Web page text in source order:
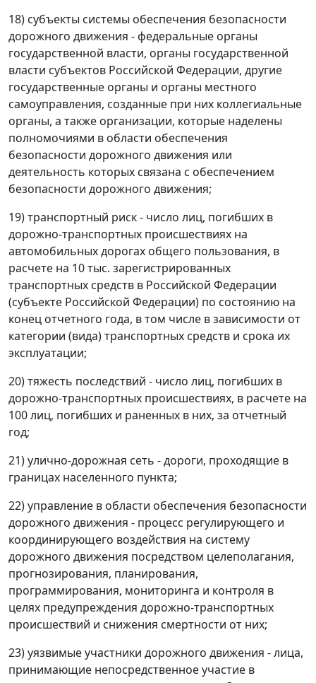
18) субъекты системы обеспечения безопасности
дорожного движения - федеральные органы
государственной власти, органы государственной
власти субъектов Российской Федерации, другие
государственные органы и органы местного
самоуправления, созданные при них коллегиальные
органы, а также организации, которые наделены
полномочиями в области обеспечения
безопасности дорожного движения или
деятельность которых связана с обеспечением
безопасности дорожного движения;
19) транспортный риск - число лиц, погибших в
дорожно-транспортных происшествиях на
автомобильных дорогах общего пользования, в
расчете на 10 тыс. зарегистрированных
транспортных средств в Российской Федерации
(субъекте Российской Федерации) по состоянию на
конец отчетного года, в том числе в зависимости от
категории (вида) транспортных средств и срока их
эксплуатации;
20) тяжесть последствий - число лиц, погибших в
дорожно-транспортных происшествиях, в расчете на
100 лиц, погибших и раненных в них, за отчетный
год;
21) улично-дорожная сеть - дороги, проходящие в
границах населенного пункта;
22) управление в области обеспечения безопасности
дорожного движения - процесс регулирующего и
координирующего воздействия на систему
дорожного движения посредством целеполагания,
прогнозирования, планирования,
программирования, мониторинга и контроля в
целях предупреждения дорожно-транспортных
происшествий и снижения смертности от них;
23) уязвимые участники дорожного движения - лица,
принимающие непосредственное участие в